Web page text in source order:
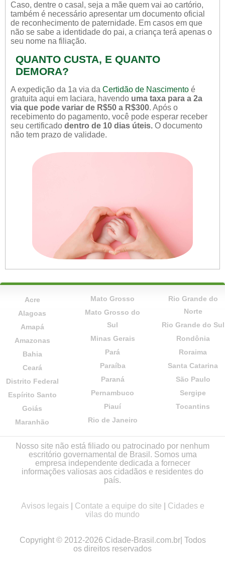
Caso, dentre o casal, seja a mãe quem vai ao cartório,
também é necessário apresentar um documento oficial
de reconhecimento de paternidade. Em casos em que
não se sabe a identidade do pai, a criança terá apenas o
seu nome na filiação.
QUANTO CUSTA, E QUANTO
DEMORA?
A expedição da 1a via da Certidão de Nascimento é
gratuita aqui em Iaciara, havendo uma taxa para a 2a
via que pode variar de R$50 a R$300. Após o
recebimento do pagamento, você pode esperar receber
seu certificado dentro de 10 dias úteis. O documento
não tem prazo de validade.
Acre
Alagoas
Amapá
Amazonas
Bahia
Ceará
Distrito Federal
Espírito Santo
Goiás
Maranhão
Mato Grosso
Mato Grosso do
Sul
Minas Gerais
Pará
Paraíba
Paraná
Pernambuco
Piauí
Rio de Janeiro
Rio Grande do
Norte
Rio Grande do Sul
Rondônia
Roraima
Santa Catarina
São Paulo
Sergipe
Tocantins
Nosso site não está filiado ou patrocinado por nenhum
escritório governamental de Brasil. Somos uma
empresa independente dedicada a fornecer
informações valiosas aos cidadãos e residentes do
país.
Avisos legais Contate a equipe do site
Cidades e
vilas do mundo
Copyright © 2012-2026 Cidade-Brasil.com.br| Todos
os direitos reservados